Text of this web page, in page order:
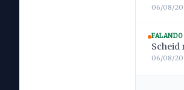
06/08/
FALANDO
Scheid
06/08/